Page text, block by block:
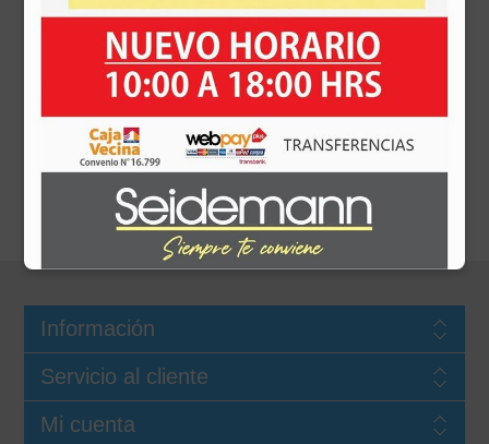
Camas
Información
Servicio al cliente
Mi cuenta